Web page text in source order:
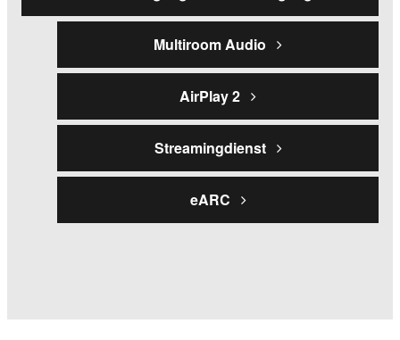
Multiroom Audio
AirPlay 2
Streamingdienst
eARC